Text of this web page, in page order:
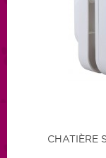
CHATIÈRE